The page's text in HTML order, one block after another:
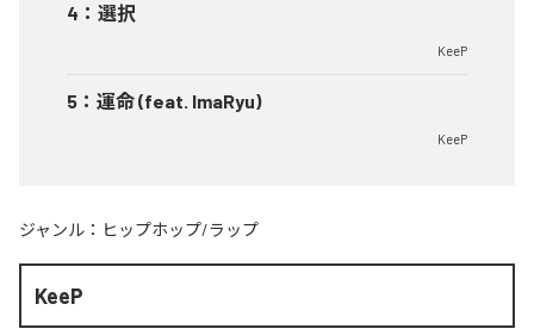
4 ： 選択
KeeP
5 ： 運命 (feat. ImaRyu)
KeeP
ジャンル： ヒップホップ/ラップ
KeeP